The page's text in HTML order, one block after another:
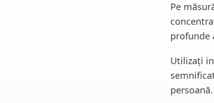
Pe
profunde
Utilizați
persoană.